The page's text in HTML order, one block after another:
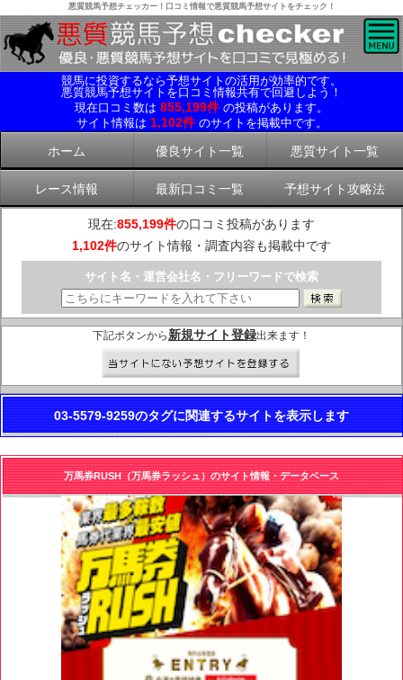
悪質競馬予想チェッカー！口コミ情報で悪質競馬予想サイトをチェック！
競馬に投資するなら予想サイトの活用が効率的です。
悪質競馬予想サイトを口コミ情報共有で回避しよう！
現在口コミ数は 855,199件 の投稿があります。
サイト情報は 1,102件 のサイトを掲載中です。
ホーム 優良サイト一覧 悪質サイト一覧
レース情報 最新口コミ一覧 予想サイト攻略法
現在:855,199件の口コミ投稿があります
1,102件のサイト情報・調査内容も掲載中です
サイト名・運営会社名・フリーワードで検索
下記ボタンから 新規サイト登録出来ます！
03-5579-9259のタグに関連するサイトを表示します
万馬券RUSH（万馬券ラッシュ）のサイト情報・データベース